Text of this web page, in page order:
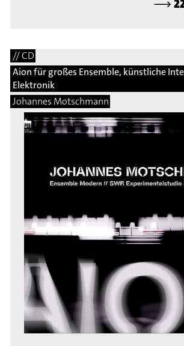
⟶
// CD
Aion für großes Ensemble, künstliche
Elektronik
Johannes Motschmann